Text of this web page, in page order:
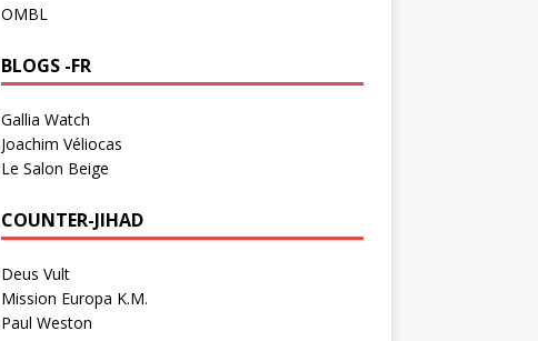
OMBL
BLOGS -FR
Gallia Watch
Joachim Véliocas
Le Salon Beige
COUNTER-JIHAD
Deus Vult
Mission Europa K.M.
Paul Weston